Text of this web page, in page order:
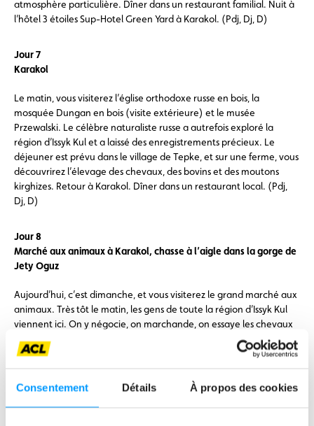
Consentement Détails À propos des cookies
atmosphère particulière. Dîner dans un restaurant familial. Nuit à
l’hôtel 3 étoiles Sup-Hotel Green Yard à Karakol. (Pdj, Dj, D)
Jour 7
Karakol
Le matin, vous visiterez l’église orthodoxe russe en bois, la
mosquée Dungan en bois (visite extérieure) et le musée
Przewalski. Le célèbre naturaliste russe a autrefois exploré la
région d’Issyk Kul et a laissé des enregistrements précieux. Le
déjeuner est prévu dans le village de Tepke, et sur une ferme, vous
découvrirez l’élevage des chevaux, des bovins et des moutons
kirghizes. Retour à Karakol. Dîner dans un restaurant local. (Pdj,
Dj, D)
Jour 8
Marché aux animaux à Karakol, chasse à l’aigle dans la gorge de
Jety Oguz
Aujourd’hui, c’est dimanche, et vous visiterez le grand marché aux
animaux. Très tôt le matin, les gens de toute la région d’Issyk Kul
viennent ici. On y négocie, on marchande, on essaye les chevaux
et on échange des nouvelles importantes. Après le petit-déjeuner
tardif à l’hôtel, vous irez dans la pittoresque gorge de Jety Oguz.
votre guide connaît toutes ces légendes et sait aussi pourquoi le
nom de la gorge signifie « Sept Taureaux ». Ici, vous découvrirez